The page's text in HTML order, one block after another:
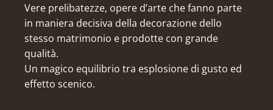
Vere prelibatezze, opere d’arte che fanno parte
in maniera decisiva della decorazione dello
stesso matrimonio e prodotte con grande
qualità.
Un magico equilibrio tra esplosione di gusto ed
effetto scenico.